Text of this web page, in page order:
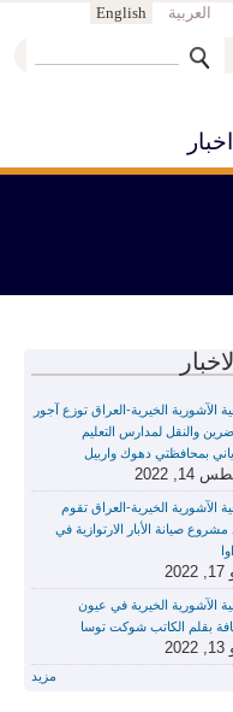
‏ابحث ‏
English العربية
اخبار
الآشورية الخيرية-العراق توزع آجور
والنقل لمدارس التعليم
بمحافظتي دهوك واربيل
2022
الآشورية الخيرية-العراق تقوم
مشروع صيانة الأبار الارتوازية في
الآشورية الخيرية في عيون
بقلم الكاتب شوكت توسا
مزيد